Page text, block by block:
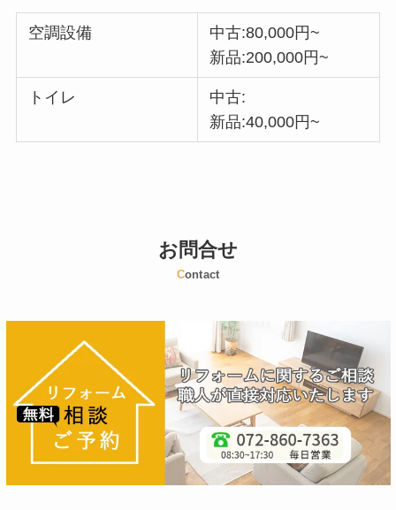
空調設備
中古:80,000円~
新品:200,000円~
トイレ
中古:
新品:40,000円~
お問合せ
Contact